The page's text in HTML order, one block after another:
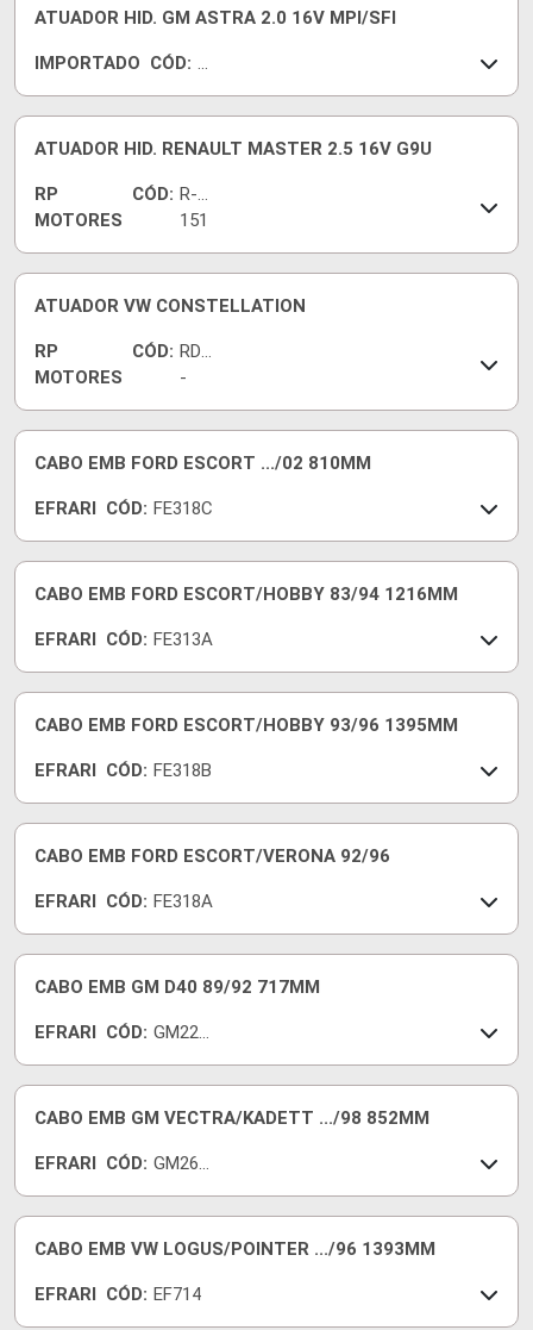
ATUADOR HID. GM ASTRA 2.0 16V MPI/SFI
IMPORTADO CÓD: 12
2
ATUADOR HID. RENAULT MASTER 2.5 16V G9U
RP
MOTORES
CÓD: R-
151
ATUADOR VW CONSTELLATION
RP
MOTORES
CÓD: RDL
-
6
CABO EMB FORD ESCORT .../02 810MM
EFRARI CÓD: FE318C
CABO EMB FORD ESCORT/HOBBY 83/94 1216MM
EFRARI CÓD: FE313A
CABO EMB FORD ESCORT/HOBBY 93/96 1395MM
EFRARI CÓD: FE318B
CABO EMB FORD ESCORT/VERONA 92/96
EFRARI CÓD: FE318A
CABO EMB GM D40 89/92 717MM
EFRARI CÓD: GM220
CABO EMB GM VECTRA/KADETT .../98 852MM
EFRARI CÓD: GM261
CABO EMB VW LOGUS/POINTER .../96 1393MM
EFRARI CÓD: EF714